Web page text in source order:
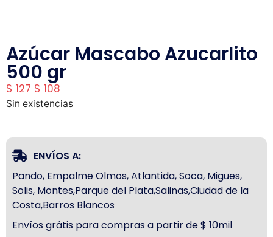
Azúcar Mascabo Azucarlito
500 gr
$127 $ 108
Sin existencias
ENVÍOS A:
Pando, Empalme Olmos, Atlantida, Soca, Migues,
Solis, Montes,Parque del Plata,Salinas,Ciudad de la
Costa,Barros Blancos
Envíos grátis para compras a partir de $ 10mil